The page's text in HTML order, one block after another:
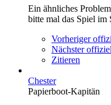
Ein ähnliches
bitte mal das Spiel im
Vorheriger
Nächster
Zitieren
Chester
Papierboot-Kapitän